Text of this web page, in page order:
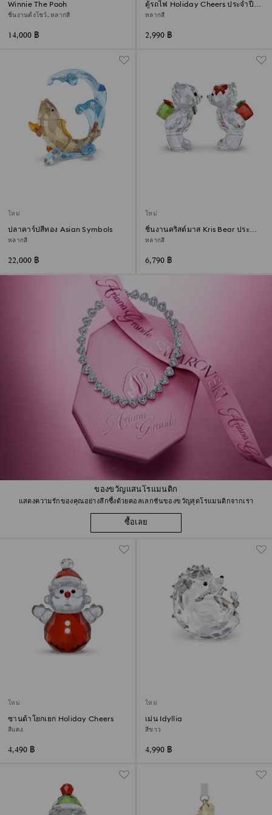
ของขวัญแสนโรแมนติก
แสดงความรักของคุณอย่างลึกซึ้งด้วยคอลเลกชันของขวัญสุดโรแมนติกจากเรา
ซื้อเลย
Winnie The Pooh
ชิ้นงานตั้งโชว์, หลากสี
14,000 ฿
ตู้รถไฟ Holiday Cheers ประจำปี
2026
หลากสี
2,990 ฿
ใหม่
ปลาคาร์ปสีทอง Asian Symbols
หลากสี
22,000 ฿
ใหม่
ชิ้นงานคริสต์มาส Kris Bear ประจำปี
2026
หลากสี
6,790 ฿
ใหม่
ซานต้าโยกเยก Holiday Cheers
สีแดง
4,490 ฿
ใหม่
เม่น Idyllia
สีขาว
4,990 ฿